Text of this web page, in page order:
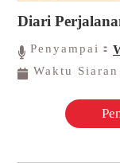
Diari
Penyampai：
Waktu Siaran